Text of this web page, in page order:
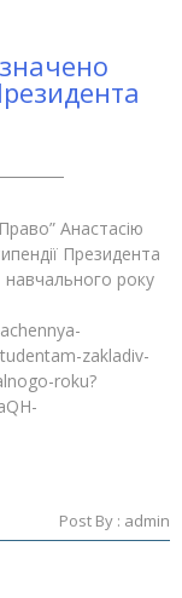
Анастасію
Президента
навчального року
zakladiv-
roku?
Post By : admin